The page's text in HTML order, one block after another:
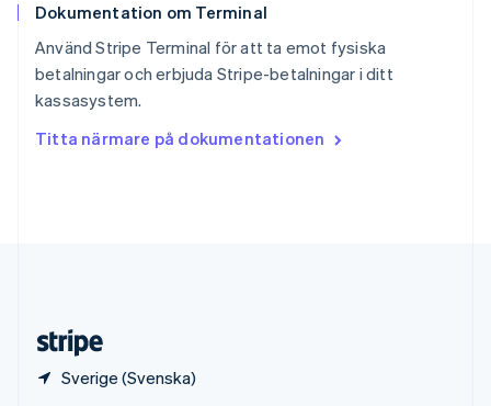
Dokumentation om Terminal
Använd Stripe Terminal för att ta emot fysiska
betalningar och erbjuda Stripe-betalningar i ditt
kassasystem.
Titta närmare på dokumentationen
Sverige (Svenska)
English
Sverige
English
Thailand
ไทยEnglish
English